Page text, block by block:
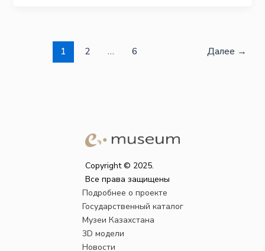
1 2 … 6 Далее →
Copyright © 2025.
Все права защищены
Подробнее о проекте
Государственный каталог
Музеи Казахстана
3D модели
Новости